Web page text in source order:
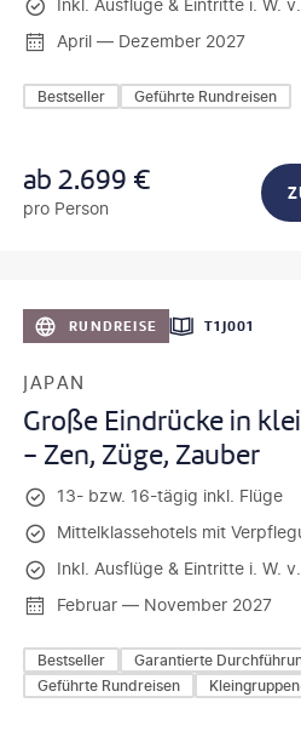
Inkl. Ausflüge & Eintritte i. W.
April — Dezember 2027
Bestseller Geführte Rundreisen
ab2.699 €
pro Person
RUNDREISE T1J001
JAPAN
Große Eindrücke in
- Zen, Züge, Zauber
13- bzw. 16-tägig inkl. Flüge
Mittelklassehotels mit
Inkl. Ausflüge & Eintritte i. W.
Februar — November 2027
Bestseller
Garantierte
Geführte Rundreisen